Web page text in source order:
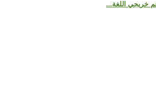
خريجي اللغة...